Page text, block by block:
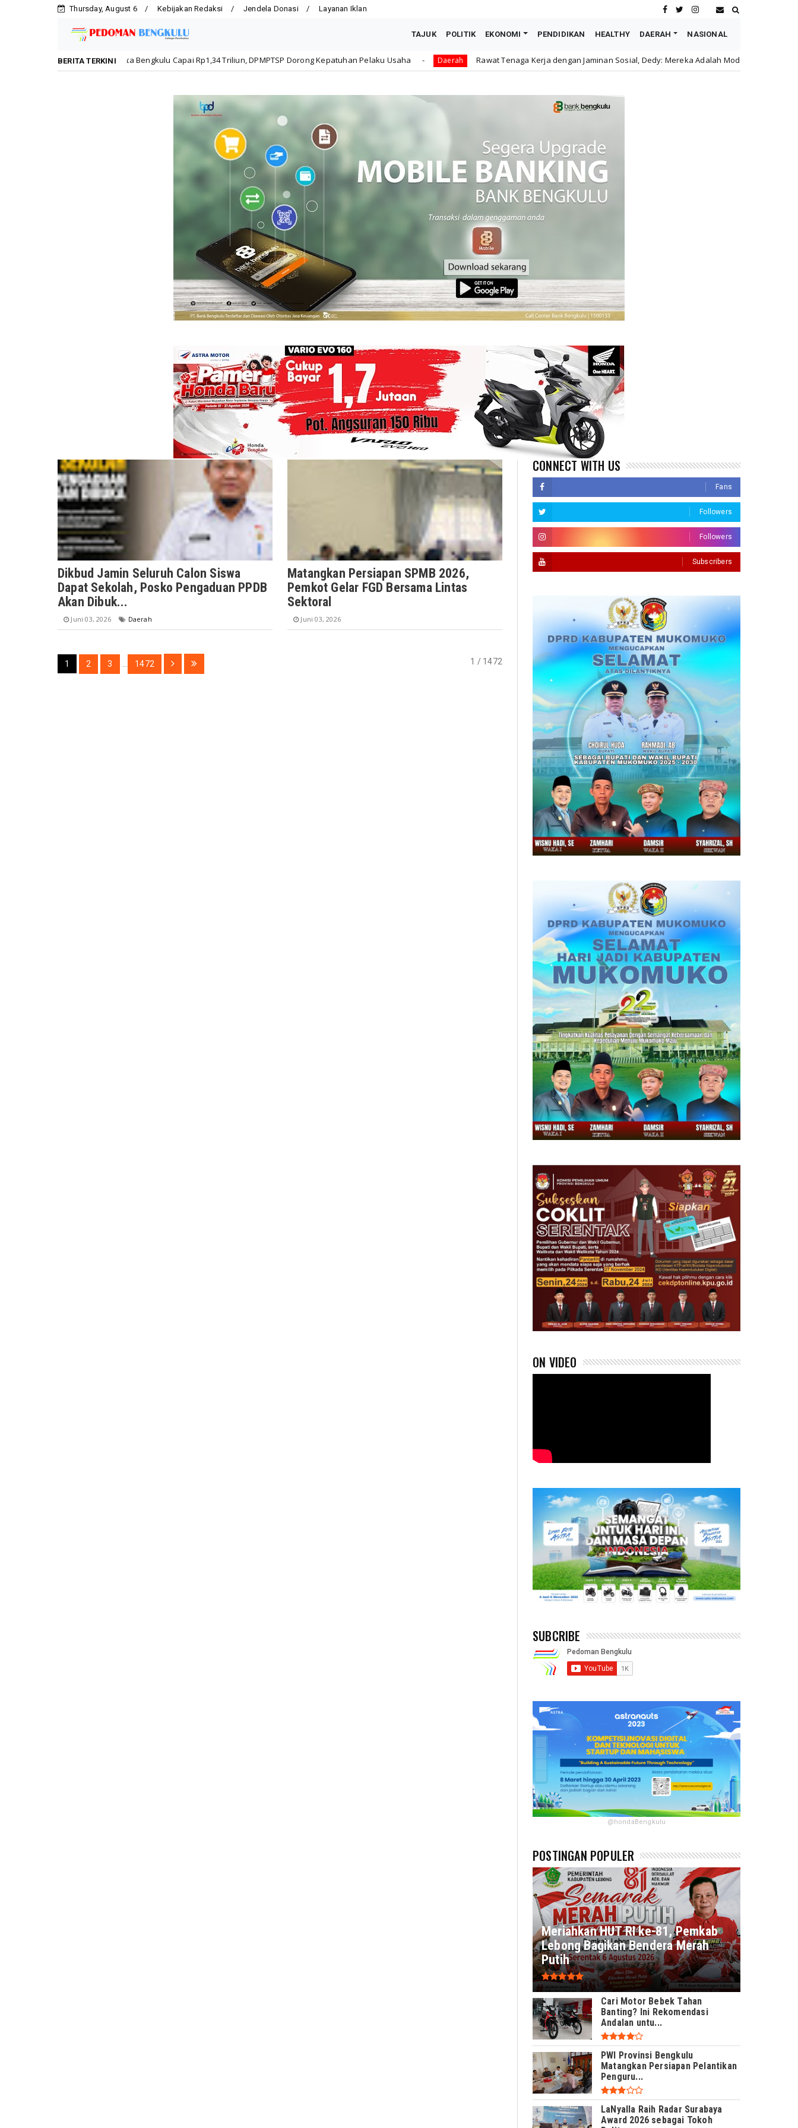
Thursday, August 6 Kebijakan Redaksi Jendela Donasi Layanan Iklan
TAJUK POLITIK EKONOMI PENDIDIKAN HEALTHY DAERAH NASIONAL
BERITA TERKINI
Kota Bengkulu Capai Rp1,34 Triliun, DPMPTSP Dorong Kepatuhan Pelaku Usaha Daerah Rawat Tenaga Kerja dengan Jaminan Sosial, Dedy: Mereka Adalah Modal Perusahaan honda
Dikbud Jamin Seluruh Calon Siswa
Dapat Sekolah, Posko Pengaduan PPDB
Akan Dibuk...
Juni 03, 2026 Daerah
Matangkan Persiapan SPMB 2026,
Pemkot Gelar FGD Bersama Lintas
Sektoral
Juni 03, 2026
1 / 1472
1 2 3 1472
CONNECT WITH US
Fans
Followers
Followers
Subscribers
ON VIDEO
SUBCRIBE
@hondaBengkulu
POSTINGAN POPULER
Meriahkan HUT RI ke-81, Pemkab
Lebong Bagikan Bendera Merah
Putih
Cari Motor Bebek Tahan
Banting? Ini Rekomendasi
Andalan untu...
PWI Provinsi Bengkulu
Matangkan Persiapan Pelantikan
Penguru...
LaNyalla Raih Radar Surabaya
Award 2026 sebagai Tokoh